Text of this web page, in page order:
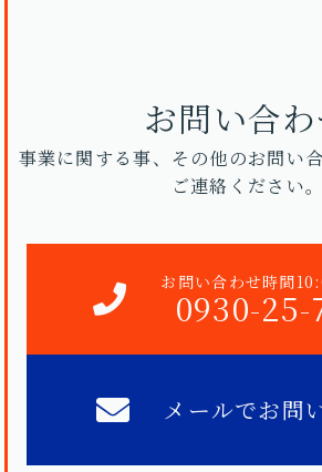
お問い合
事業に関する事、その他のお問い
ご連絡ください。
お問い合わせ時間
0930-25-
メールでお問